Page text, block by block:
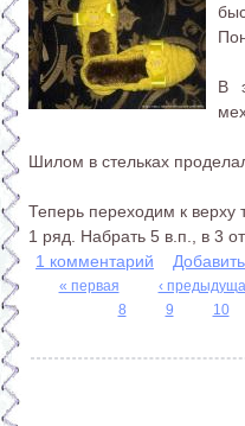
В
Шилом в стельках
Теперь переходим к верху
1 ряд. Набрать 5 в.п., в 3
1 комментарий
« первая
‹
8
9 10